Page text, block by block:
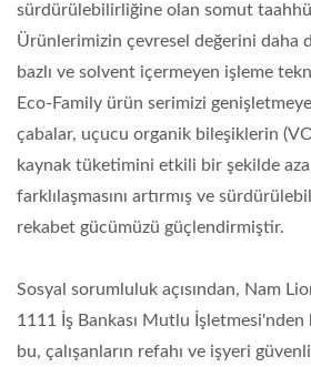
sürdürülebilirliğine olan somut
Ürünlerimizin çevresel değerini daha
bazlı ve solvent içermeyen işleme
Eco-Family ürün serimizi
çabalar, uçucu organik bileşiklerin
kaynak tüketimini etkili bir şekilde
farklılaşmasını artırmış ve
rekabet gücümüzü güçlendirmiştir.
Sosyal sorumluluk açısından, Nam
1111 İş Bankası Mutlu İşletmesi'nden
bu, çalışanların refahı ve işyeri